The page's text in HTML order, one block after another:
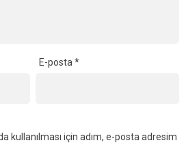
E-posta*
kullanılması için adım, e-posta adresim